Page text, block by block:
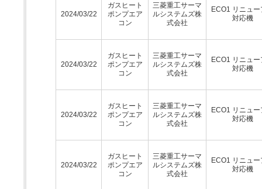
2024/03/22
ガスヒート
ポンプエア
コン
三菱重工サーマ
ルシステムズ株
式会社
ECO1 リニュー
対応機
2024/03/22
ガスヒート
ポンプエア
コン
三菱重工サーマ
ルシステムズ株
式会社
ECO1 リニュー
対応機
2024/03/22
ガスヒート
ポンプエア
コン
三菱重工サーマ
ルシステムズ株
式会社
ECO1 リニュー
対応機
2024/03/22
ガスヒート
ポンプエア
コン
三菱重工サーマ
ルシステムズ株
式会社
ECO1 リニュー
対応機